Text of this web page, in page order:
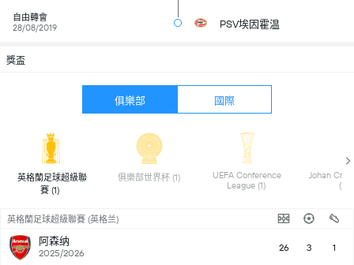
自由轉會
28/08/2019
PSV埃因霍温
獎盃
俱樂部 國際
英格蘭足球超級聯
UEFA Conference
League (1)
Johan
英格蘭足球超級聯賽 (英格兰)
阿森纳
2025/2026 26 3 1